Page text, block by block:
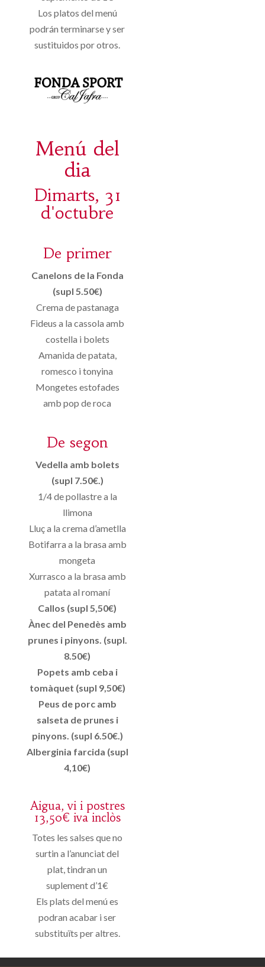
Los platos del menú
podrán terminarse y ser
sustituidos por otros.
Menú del
dia
Dimarts, 31
d'octubre
De primer
Canelons de la Fonda
(supl 5.50€)
Crema de pastanaga
Fideus a la cassola amb
costella i bolets
Amanida de patata,
romesco i tonyina
Mongetes estofades
amb pop de roca
De segon
Vedella amb bolets
(supl 7.50€.)
1/4 de pollastre a la
llimona
Lluç a la crema d’ametlla
Botifarra a la brasa amb
mongeta
Xurrasco a la brasa amb
patata al romaní
Callos (supl 5,50€)
Ànec del Penedès amb
prunes i pinyons. (supl.
8.50€)
Popets amb ceba i
tomàquet (supl 9,50€)
Peus de porc amb
salseta de prunes i
pinyons. (supl 6.50€.)
Alberginia farcida (supl
4,10€)
Aigua, vi i postres
13,50€ iva inclòs
Totes les salses que no
surtin a l’anunciat del
plat, tindran un
suplement d’1€
Els plats del menú es
podran acabar i ser
substituïts per altres.